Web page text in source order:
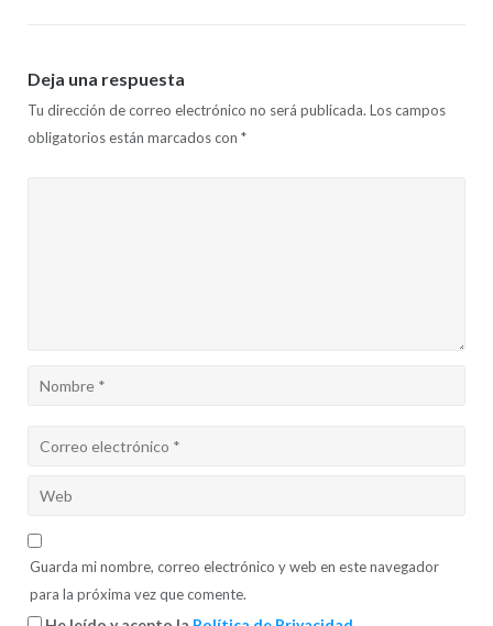
Deja una respuesta
Tu dirección de correo electrónico no será publicada. Los campos
obligatorios están marcados con *
Guarda mi nombre, correo electrónico y web en este navegador
para la próxima vez que comente.